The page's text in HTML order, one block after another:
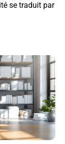
se traduit par